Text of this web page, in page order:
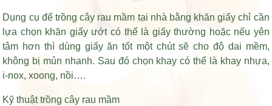
Dụng cụ để trồng cây rau mầm tại nhà bằng khăn giấy chỉ cần
lựa chọn khăn giấy ướt có thể là giấy thường hoặc nếu yên
tâm hơn thì dùng giấy ăn tốt một chút sẽ cho độ dai mềm,
không bị mủn nhanh. Sau đó chọn khay có thể là khay nhựa,
i-nox, xoong, nồi….
Kỹ thuật trồng cây rau mầm